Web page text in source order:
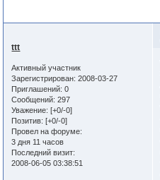
ttt
Активный участник
Зарегистрирован: 2008-03-27
Приглашений: 0
Сообщений: 297
Уважение: [+0/-0]
Позитив: [+0/-0]
Провел на форуме:
3 дня 11 часов
Последний визит:
2008-06-05 03:38:51